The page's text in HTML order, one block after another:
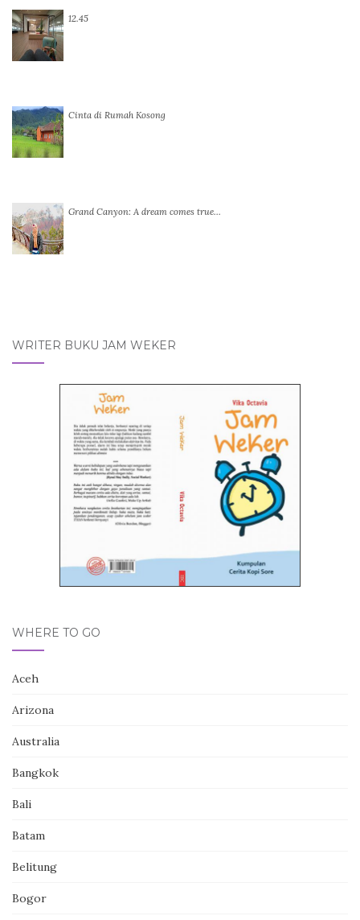
12.45
Cinta di Rumah Kosong
Grand Canyon: A dream comes true…
WRITER BUKU JAM WEKER
WHERE TO GO
Aceh
Arizona
Australia
Bangkok
Bali
Batam
Belitung
Bogor